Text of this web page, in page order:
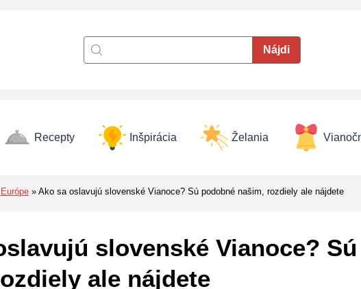
Recepty Inšpirácia Želania
Ako sa oslavujú slovenské Vianoce? Sú podobné našim, rozdiely ale nájdete
slovenské Vianoce?
ale nájdete